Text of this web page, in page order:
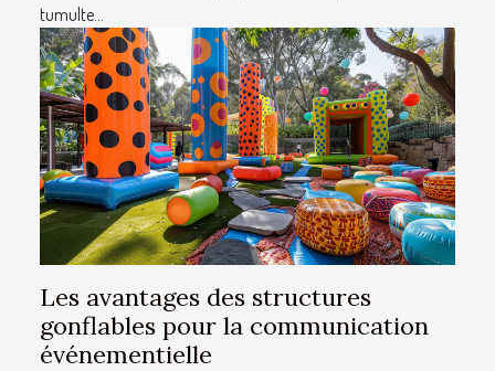
tumulte...
Les avantages des structures
gonflables pour la communication
événementielle